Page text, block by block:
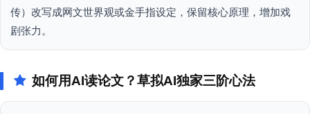
传）改写成网文世界观或金手指设定，保留核心原理，增加戏
剧张力。
如何用AI读论文？草拟AI独家三阶心法